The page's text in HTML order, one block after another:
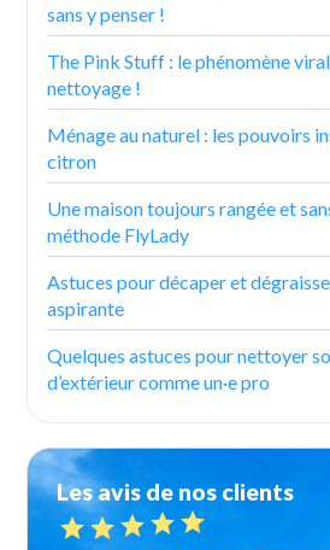
sans y penser !
The Pink Stuff : le phénomène
nettoyage !
Ménage au naturel : les pouvoirs
citron
Une maison toujours rangée et
méthode FlyLady
Astuces pour décaper et
aspirante
Quelques astuces pour nettoyer
d’extérieur comme un·e pro
Les avis de nos clients